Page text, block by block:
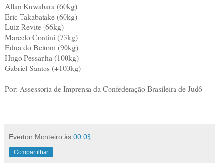
Allan Kuwabara (60kg)
Eric Takabatake (60kg)
Luiz Revite (66kg)
Marcelo Contini (73kg)
Eduardo Bettoni (90kg)
Hugo Pessanha (100kg)
Gabriel Santos (+100kg)
Por: Assessoria de Imprensa da Confederação Brasileira de Judô
Everton Monteiro às 00:03
Compartilhar